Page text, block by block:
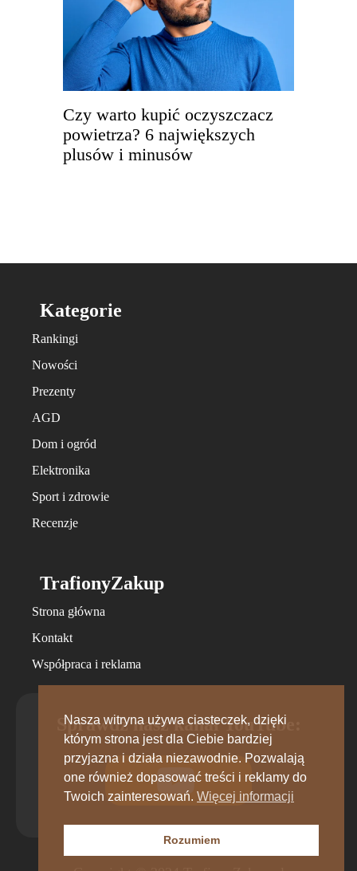
Czy warto kupić oczyszczacz
powietrza? 6 największych
plusów i minusów
Kategorie
Rankingi
Nowości
Prezenty
AGD
Dom i ogród
Elektronika
Sport i zdrowie
Recenzje
TrafionyZakup
Strona główna
Kontakt
Współpraca i reklama
Sprawdź nasz kanał YouTube:
Nasza witryna używa ciasteczek, dzięki
którym strona jest dla Ciebie bardziej
przyjazna i działa niezawodnie. Pozwalają
one również dopasować treści i reklamy do
Twoich zainteresowań. Więcej informacji
Rozumiem